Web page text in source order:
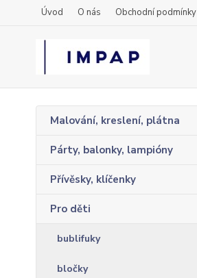
Úvod O nás Obchodní podmínky
Malování, kreslení, plátna
Párty, balonky, lampióny
Přívěsky, klíčenky
Pro děti
bublifuky
bločky